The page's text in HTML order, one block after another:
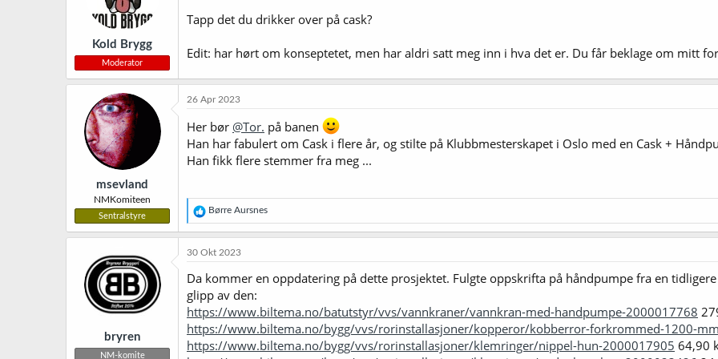
Kold Brygg
Moderator
Tapp det du drikker over på cask?
Edit: har hørt om konseptetet, men har aldri satt meg inn i hva det er. Du får beklage om mitt
msevland
NMKomiteen
Sentralstyre
26 Apr 2023
Her bør @Tor. på banen
Han har fabulert om Cask i flere år, og stilte på Klubbmesterskapet i Oslo med en Cask +
Han fikk flere stemmer fra meg ...
R
e
a
k
o
n
e
:
Børre Aursnes
bryren
NM-komite
30 Okt 2023
Da kommer en oppdatering på dette prosjektet. Fulgte oppskrifta på håndpumpe fra en
glipp av den:
https://www.biltema.no/batutstyr/vvs/vannkraner/vannkran-med-handpumpe-2000017768
https://www.biltema.no/bygg/vvs/rorinstallasjoner/kopperor/kobberror-forkrommed-1200-
https://www.biltema.no/bygg/vvs/rorinstallasjoner/klemringer/nippel-hun-2000017905 64,90